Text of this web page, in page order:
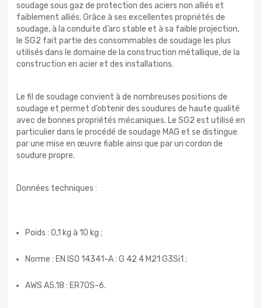
soudage sous gaz de protection des aciers non alliés et
faiblement alliés. Grâce à ses excellentes propriétés de
soudage, à la conduite d’arc stable et à sa faible projection,
le SG2 fait partie des consommables de soudage les plus
utilisés dans le domaine de la construction métallique, de la
construction en acier et des installations.
Le fil de soudage convient à de nombreuses positions de
soudage et permet d’obtenir des soudures de haute qualité
avec de bonnes propriétés mécaniques. Le SG2 est utilisé en
particulier dans le procédé de soudage MAG et se distingue
par une mise en œuvre fiable ainsi que par un cordon de
soudure propre.
Données techniques :
Poids : 0,1 kg à 10 kg ;
Norme : EN ISO 14341-A : G 42 4 M21 G3Si1 ;
AWS A5.18 : ER70S-6.